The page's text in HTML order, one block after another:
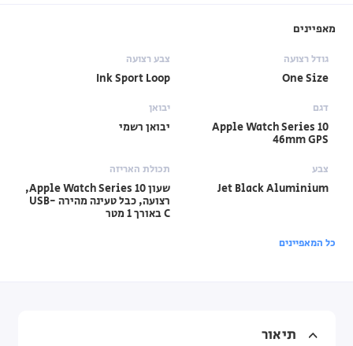
מאפיינים
גודל רצועה
One Size
צבע רצועה
Ink Sport Loop
דגם
Apple Watch Series 10
46mm GPS
יבואן
יבואן רשמי
צבע
Jet Black Aluminium
תכולת האריזה
שעון Apple Watch Series 10,
רצועה, כבל טעינה מהירה USB-
C באורך 1 מטר
כל המאפיינים
תיאור